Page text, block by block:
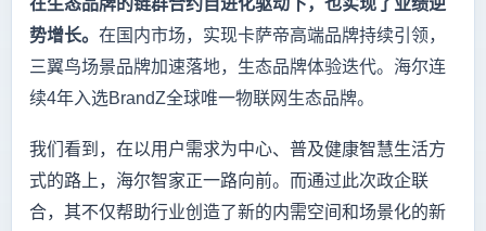
势增长。 在国内市场，实现卡萨帝高端品牌持续引领，
三翼鸟场景品牌加速落地，生态品牌体验迭代。海尔连
续4年入选BrandZ全球唯一物联网生态品牌。
我们看到，在以用户需求为中心、普及健康智慧生活方
式的路上，海尔智家正一路向前。而通过此次政企联
合，其不仅帮助行业创造了新的内需空间和场景化的新